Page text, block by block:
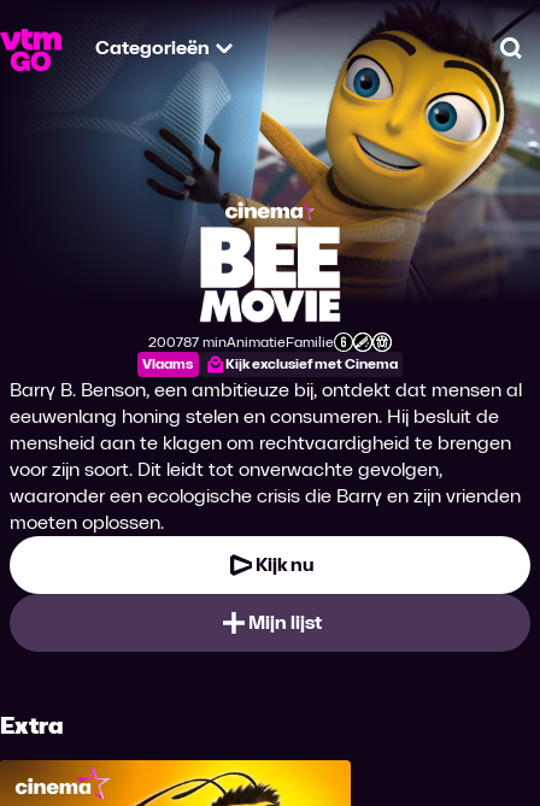
Categorieën
Bee Movie
Productiejaar
2007
Tijdsduur
87 min
Genre
Animatie
Genre
Familie
Leeftijdsclassificatie
Vlaams Kijk exclusief met Cinema
Barry B. Benson, een ambitieuze bij, ontdekt dat mensen al
eeuwenlang honing stelen en consumeren. Hij besluit de
mensheid aan te klagen om rechtvaardigheid te brengen
voor zijn soort. Dit leidt tot onverwachte gevolgen,
waaronder een ecologische crisis die Barry en zijn vrienden
moeten oplossen.
Kijk nu
Mijn lijst
Extra